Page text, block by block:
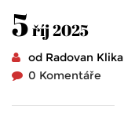
5říj 2025
od Radovan Klika
0 Komentáře